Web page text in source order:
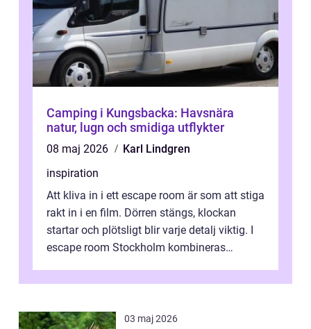
Camping i Kungsbacka: Havsnära
natur, lugn och smidiga utflykter
08 maj 2026
Karl Lindgren
inspiration
Att kliva in i ett escape room är som att stiga
rakt in i en film. Dörren stängs, klockan
startar och plötsligt blir varje detalj viktig. I
escape room Stockholm kombineras
03 maj 2026